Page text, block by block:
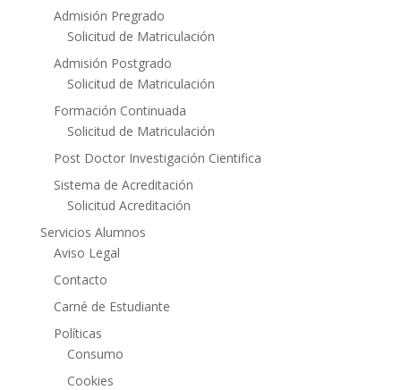
Admisión Pregrado
Solicitud de Matriculación
Admisión Postgrado
Solicitud de Matriculación
Formación Continuada
Solicitud de Matriculación
Post Doctor Investigación Cientifica
Sistema de Acreditación
Solicitud Acreditación
Servicios Alumnos
Aviso Legal
Contacto
Carné de Estudiante
Políticas
Consumo
Cookies